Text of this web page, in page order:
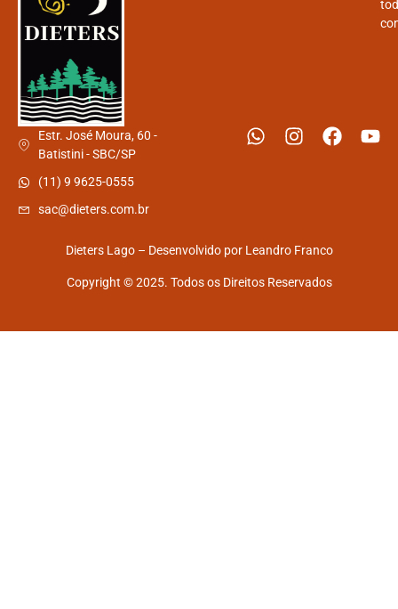
Estr. José Moura, 60 -
Batistini - SBC/SP
(11) 9 9625-0555
sac@dieters.com.br
Dieters Lago – Desenvolvido por Leandro Franco
Copyright © 2025. Todos os Direitos Reservados